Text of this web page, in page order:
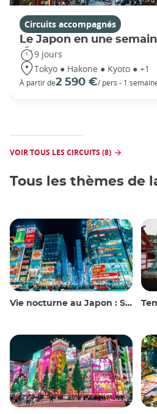
Circuits accompagnés
Le Japon en une
9 jours
Tokyo ● Hakone ● Kyoto ● +1
À partir de2 590 €/ pers - 1
VOIR TOUS LES CIRCUITS (8)
Tous les thèmes de
Vie nocturne au Japon : Sortir, voir et boire